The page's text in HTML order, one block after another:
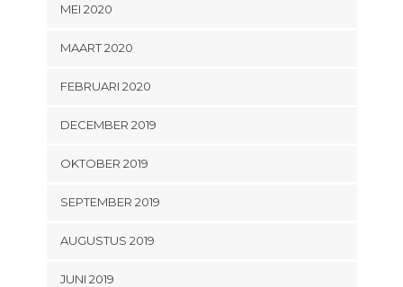
MEI 2020
MAART 2020
FEBRUARI 2020
DECEMBER 2019
OKTOBER 2019
SEPTEMBER 2019
AUGUSTUS 2019
JUNI 2019